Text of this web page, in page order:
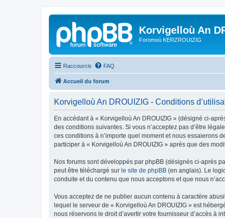
Korvigelloù An
Foromoù KERZROUIZIG
Raccourcis FAQ
Accueil du forum
Korvigelloù An DROUIZIG - Conditions
En accédant à « Korvigelloù An DROUIZIG » (désigné ci-
des conditions suivantes. Si vous n’acceptez pas d’être
ces conditions à n’importe quel moment et nous essaierons
participer à « Korvigelloù An DROUIZIG » après que des
Nos forums sont développés par phpBB (désignés ci-après
peut être téléchargé sur le site de phpBB (en anglais). Le
conduite et du contenu que nous acceptons et que nous
Vous acceptez de ne publier aucun contenu à caractère
lequel le serveur de « Korvigelloù An DROUIZIG » est
nous réservons le droit d’avertir votre fournisseur d’accès à